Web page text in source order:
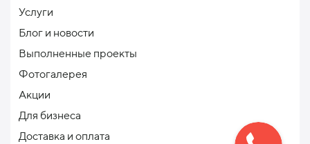
Услуги
Блог и новости
Выполненные проекты
Фотогалерея
Акции
Для бизнеса
Доставка и оплата